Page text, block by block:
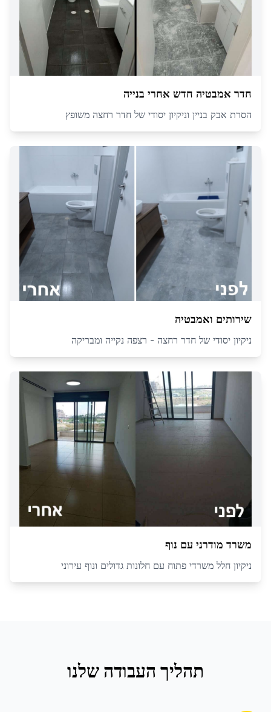
חדר אמבטיה חדש אחרי בנייה
הסרת אבק בניין וניקיון יסודי של חדר רחצה משופץ
שירותים ואמבטיה
ניקיון יסודי של חדר רחצה - רצפה נקייה ומבריקה
משרד מודרני עם נוף
ניקיון חלל משרדי פתוח עם חלונות גדולים ונוף עירוני
תהליך העבודה שלנו